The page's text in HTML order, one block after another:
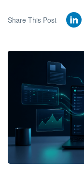
Share This Post